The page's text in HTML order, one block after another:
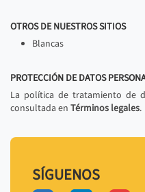
OTROS DE NUESTROS SITIOS
Blancas
PROTECCIÓN DE DATOS
La política de tratamiento de
consultada en Términos legales.
SÍGUENOS